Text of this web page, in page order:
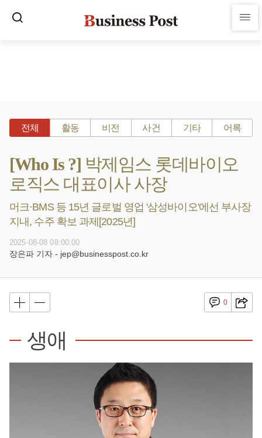
전체 활동 비전 사건 기타 어록
[Who Is ?] 박제임스 롯데바이오
로직스 대표이사 사장
머크·BMS 등 15년 글로벌 영업 '삼성바이오'에선 부사장
지내, 수주 확보 과제[2025년]
2025-08-08 08:00:00
장은파 기자 - jep@businesspost.co.kr
0
생애